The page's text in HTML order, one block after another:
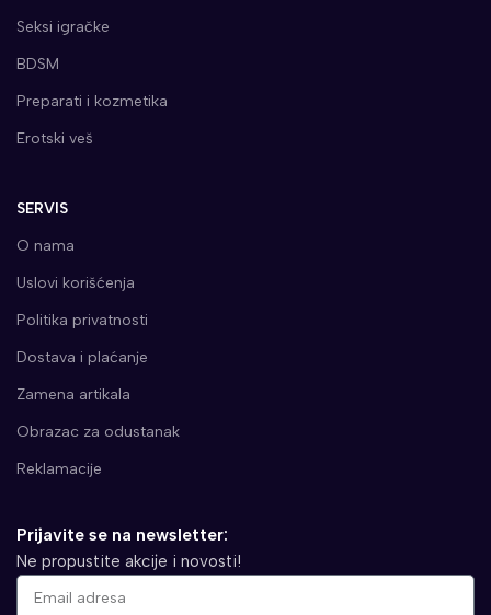
Seksi igračke
BDSM
Preparati i kozmetika
Erotski veš
SERVIS
O nama
Uslovi korišćenja
Politika privatnosti
Dostava i plaćanje
Zamena artikala
Obrazac za odustanak
Reklamacije
Prijavite se na newsletter:
Ne propustite akcije i novosti!